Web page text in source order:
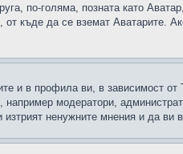
по-голяма, позната като
къде да се вземат Аватарите.
и в профила ви, в зависимост
модератори,
ненужните мнения и да ви